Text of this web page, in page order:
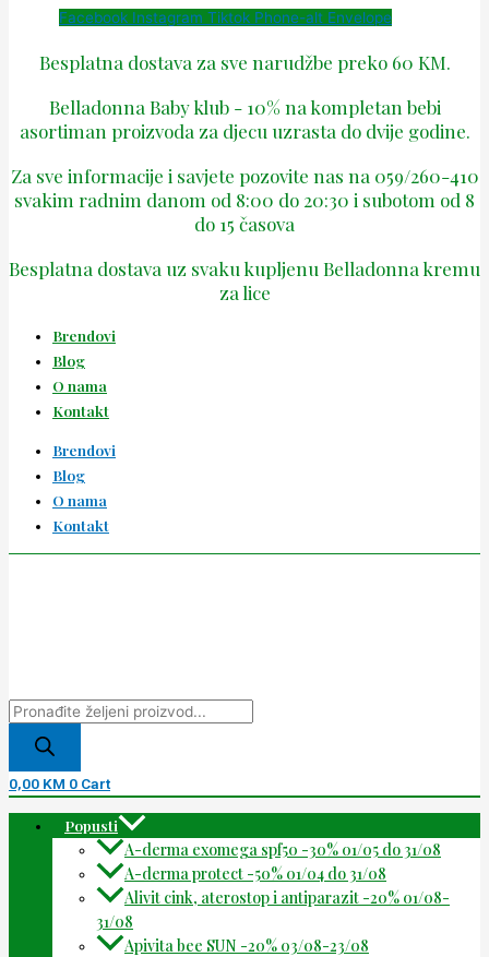
Facebook Instagram Tiktok Phone-alt Envelope
Besplatna dostava za sve narudžbe preko 60 KM.
Belladonna Baby klub - 10% na kompletan bebi
asortiman proizvoda za djecu uzrasta do dvije godine.
Za sve informacije i savjete pozovite nas na 059/260-410
svakim radnim danom od 8:00 do 20:30 i subotom od 8
do 15 časova
Besplatna dostava uz svaku kupljenu Belladonna kremu
za lice
Brendovi
Blog
O nama
Kontakt
Brendovi
Blog
O nama
Kontakt
0,00 KM 0 Cart
Popusti
A-derma exomega spf50 -30% 01/05 do 31/08
A-derma protect -50% 01/04 do 31/08
Alivit cink, aterostop i antiparazit -20% 01/08-
31/08
Apivita bee SUN -20% 03/08-23/08